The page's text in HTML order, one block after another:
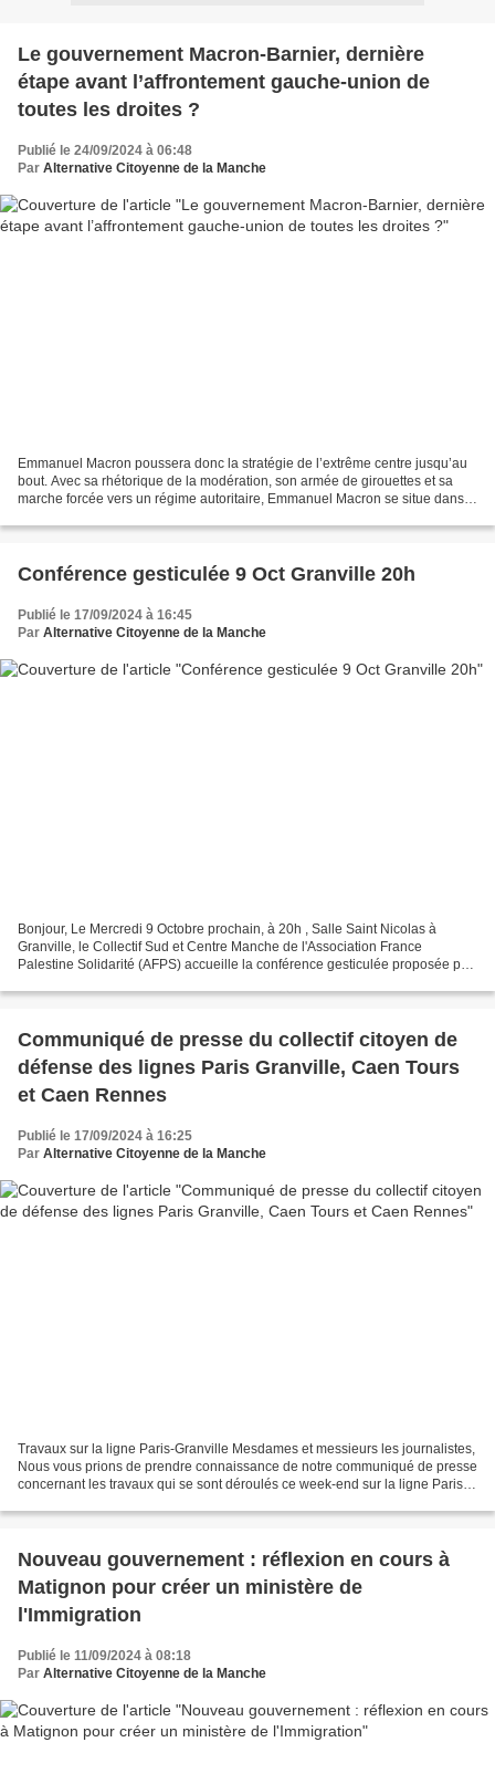
Le gouvernement Macron-Barnier, dernière
étape avant l’affrontement gauche-union de
toutes les droites ?
Publié le 24/09/2024 à 06:48
Par Alternative Citoyenne de la Manche
Emmanuel Macron poussera donc la stratégie de l’extrême centre jusqu’au
bout. Avec sa rhétorique de la modération, son armée de girouettes et sa
marche forcée vers un régime autoritaire, Emmanuel Macron se situe dans
Conférence gesticulée 9 Oct Granville 20h
Publié le 17/09/2024 à 16:45
Par Alternative Citoyenne de la Manche
Bonjour, Le Mercredi 9 Octobre prochain, à 20h , Salle Saint Nicolas à
Granville, le Collectif Sud et Centre Manche de l'Association France
Palestine Solidarité (AFPS) accueille la conférence gesticulée proposée par
Communiqué de presse du collectif citoyen de
défense des lignes Paris Granville, Caen Tours
et Caen Rennes
Publié le 17/09/2024 à 16:25
Par Alternative Citoyenne de la Manche
Travaux sur la ligne Paris-Granville Mesdames et messieurs les journalistes,
Nous vous prions de prendre connaissance de notre communiqué de presse
concernant les travaux qui se sont déroulés ce week-end sur la ligne Paris-
Nouveau gouvernement : réflexion en cours à
Matignon pour créer un ministère de
l'Immigration
Publié le 11/09/2024 à 08:18
Par Alternative Citoyenne de la Manche